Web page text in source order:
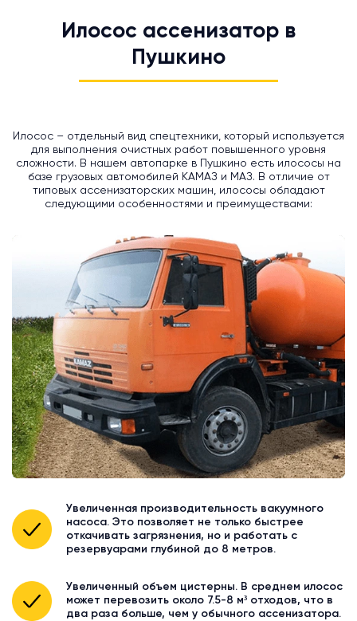
Илосос ассенизатор в
Пушкино
Илосос – отдельный вид спецтехники, который используется
для выполнения очистных работ повышенного уровня
сложности. В нашем автопарке в Пушкино есть илососы на
базе грузовых автомобилей КАМАЗ и МАЗ. В отличие от
типовых ассенизаторских машин, илососы обладают
следующими особенностями и преимуществами:
Увеличенная производительность вакуумного
насоса. Это позволяет не только быстрее
откачивать загрязнения, но и работать с
резервуарами глубиной до 8 метров.
Увеличенный объем цистерны. В среднем илосос
может перевозить около 7.5-8 м³ отходов, что в
два раза больше, чем у обычного ассенизатора.